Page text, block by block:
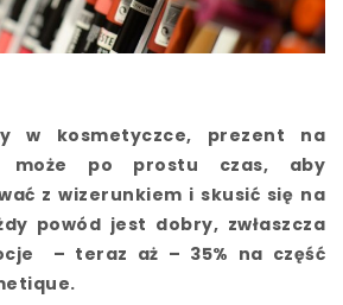
w kosmetyczce, prezent na
może po prostu czas, aby
z wizerunkiem i skusić się na
powód jest dobry, zwłaszcza
– teraz aż – 35% na część